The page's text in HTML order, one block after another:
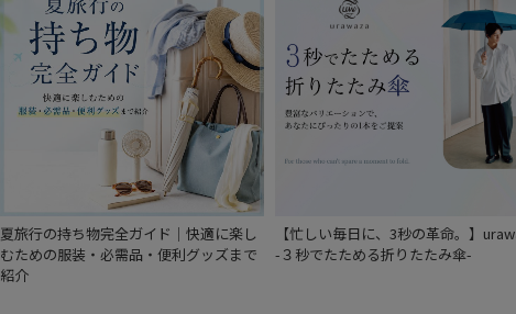
入荷状況
予約
新着
夏旅行の持ち物完全ガイド｜快適に楽し
むための服装・必需品・便利グッズまで
紹介
【忙しい毎日に、3秒の革命。】
-３秒でたためる折りたたみ傘-